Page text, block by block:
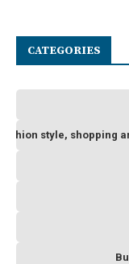
CATEGORIES
style, shopping